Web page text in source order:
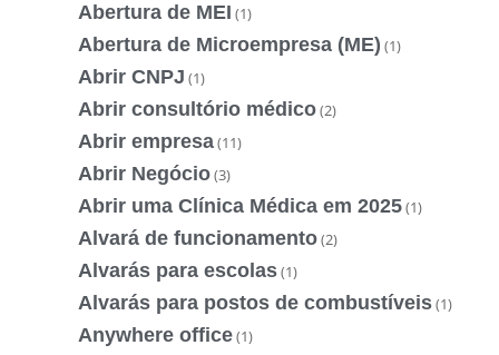
Abertura de MEI (1)
Abertura de Microempresa (ME) (1)
Abrir CNPJ (1)
Abrir consultório médico(2)
Abrir empresa(11)
Abrir Negócio(3)
Abrir uma Clínica Médica em 2025(1)
Alvará de funcionamento(2)
Alvarás para escolas(1)
Alvarás para postos de combustíveis(1)
Anywhere office(1)